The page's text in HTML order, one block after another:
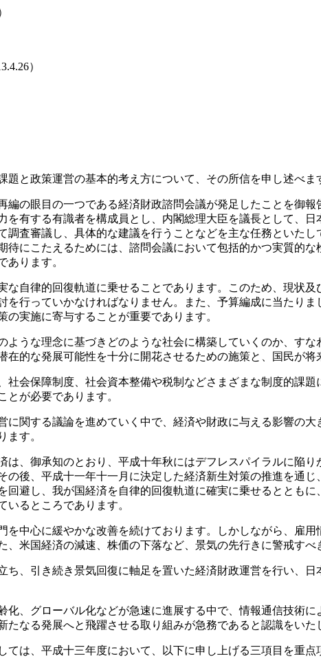
）
と政策運営の基本的考え方について、その所信を申し述べま
の眼目の一つである経済財政諮問会議が発足したことを御
を有する有識者を構成員とし、内閣総理大臣を議長として、
調査審議し、具体的な建議を行うことなどを主な任務といた
待にこたえるためには、諮問会議において包括的かつ実質的
あります。
自律的回復軌道に乗せることであります。このため、現状
を行っていかなければなりません。また、予算編成に当たり
実施に寄与することが重要であります。
うな理念に基づきどのような社会に構築していくのか、す
的な発展可能性を十分に開花させるための施策と、国民が
会保障制度、社会資本整備や税制などさまざまな制度的課
とが必要であります。
関する議論を進めていく中で、経済や財政に与える影響の
ます。
、御承知のとおり、平成十年秋にはデフレスパイラルに陥
の後、平成十一年十一月に決定した経済新生対策の推進を通
回避し、我が国経済を自律的回復軌道に確実に乗せるととも
るところであります。
中心に緩やかな改善を続けております。しかしながら、雇
米国経済の減速、株価の下落など、景気の先行きに警戒すべ
、引き続き景気回復に軸足を置いた経済財政運営を行い、
、グローバル化などが急速に進展する中で、情報通信技術
なる発展へと飛躍させる取り組みが急務であると認識をいた
は、平成十三年度において、以下に申し上げる三項目を重点